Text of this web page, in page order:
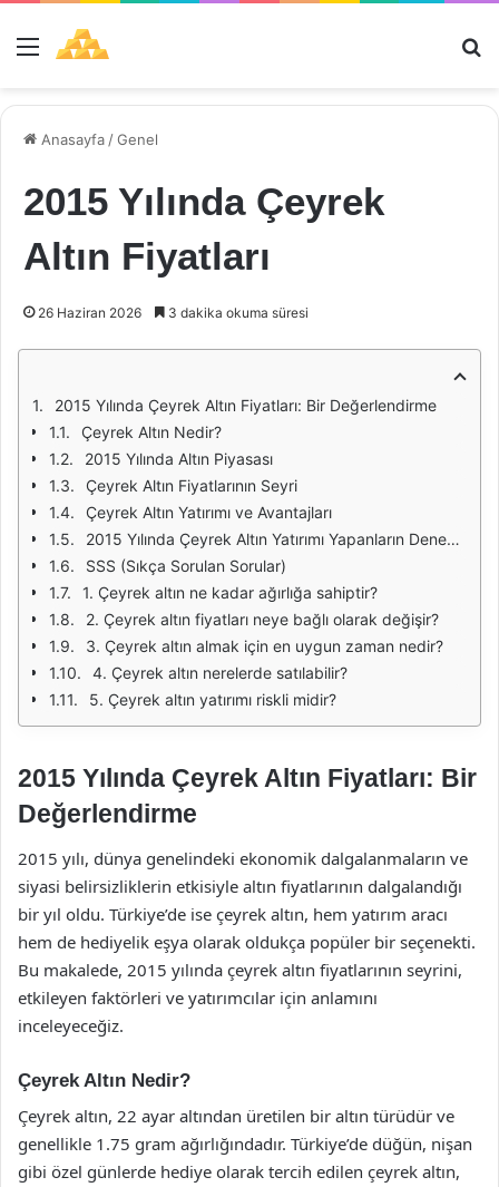
Menü
Anasayfa /Genel
2015 Yılında Çeyrek
Altın Fiyatları
26 Haziran 2026 3 dakika okuma süresi
2015 Yılında Çeyrek Altın Fiyatları: Bir Değerlendirme
Çeyrek Altın Nedir?
2015 Yılında Altın Piyasası
Çeyrek Altın Fiyatlarının Seyri
Çeyrek Altın Yatırımı ve Avantajları
2015 Yılında Çeyrek Altın Yatırımı Yapanların Deneyimleri
SSS (Sıkça Sorulan Sorular)
1. Çeyrek altın ne kadar ağırlığa sahiptir?
2. Çeyrek altın fiyatları neye bağlı olarak değişir?
3. Çeyrek altın almak için en uygun zaman nedir?
4. Çeyrek altın nerelerde satılabilir?
5. Çeyrek altın yatırımı riskli midir?
2015 Yılında Çeyrek Altın Fiyatları: Bir
Değerlendirme
2015 yılı, dünya genelindeki ekonomik dalgalanmaların ve
siyasi belirsizliklerin etkisiyle altın fiyatlarının dalgalandığı
bir yıl oldu. Türkiye’de ise çeyrek altın, hem yatırım aracı
hem de hediyelik eşya olarak oldukça popüler bir seçenekti.
Bu makalede, 2015 yılında çeyrek altın fiyatlarının seyrini,
etkileyen faktörleri ve yatırımcılar için anlamını
inceleyeceğiz.
Çeyrek Altın Nedir?
Çeyrek altın, 22 ayar altından üretilen bir altın türüdür ve
genellikle 1.75 gram ağırlığındadır. Türkiye’de düğün, nişan
gibi özel günlerde hediye olarak tercih edilen çeyrek altın,